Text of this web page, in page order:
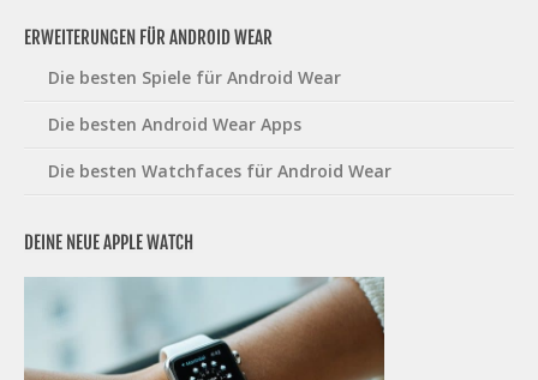
ERWEITERUNGEN FÜR ANDROID WEAR
Die besten Spiele für Android Wear
Die besten Android Wear Apps
Die besten Watchfaces für Android Wear
DEINE NEUE APPLE WATCH